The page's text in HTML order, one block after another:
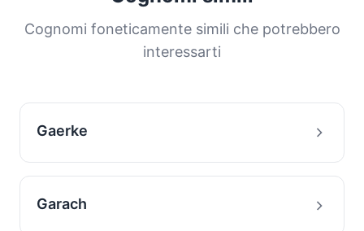
Cognomi foneticamente simili che potrebbero
interessarti
Gaerke
Garach